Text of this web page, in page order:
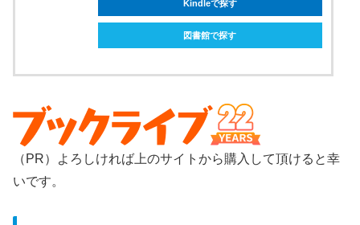
Kindleで探す
図書館で探す
（PR）よろしければ上のサイトから購入して頂けると幸
いです。